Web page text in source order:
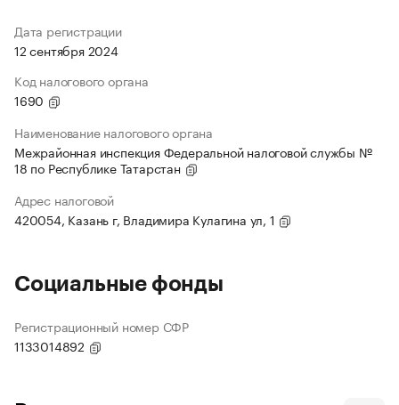
Дата регистрации
12 сентября 2024
Код налогового органа
1690
Наименование налогового органа
Межрайонная инспекция Федеральной налоговой службы №
18 по Республике Татарстан
Адрес налоговой
420054, Казань г, Владимира Кулагина ул, 1
Социальные фонды
Регистрационный номер СФР
1133014892